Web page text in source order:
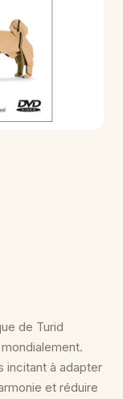
de Turid
incitant à adapter
et réduire